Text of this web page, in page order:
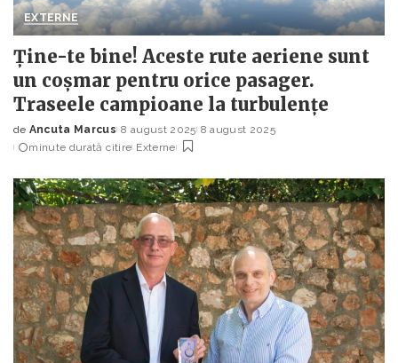
EXTERNE
Ține-te bine! Aceste rute aeriene sunt
un coșmar pentru orice pasager.
Traseele campioane la turbulențe
Posted
by
de Ancuta Marcus 8 august 2025 8 august 2025
minute durată citire Externe